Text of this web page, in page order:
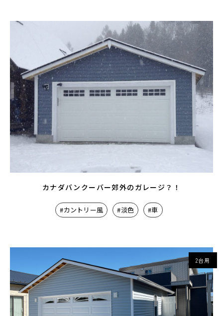
カナダバンクーバー郊外のガレージ？！
#カントリー風 #淡色 #車
2台用